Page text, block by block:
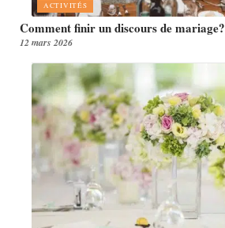
ACTIVITÉS
Comment finir un discours de mariage?
12 mars 2026